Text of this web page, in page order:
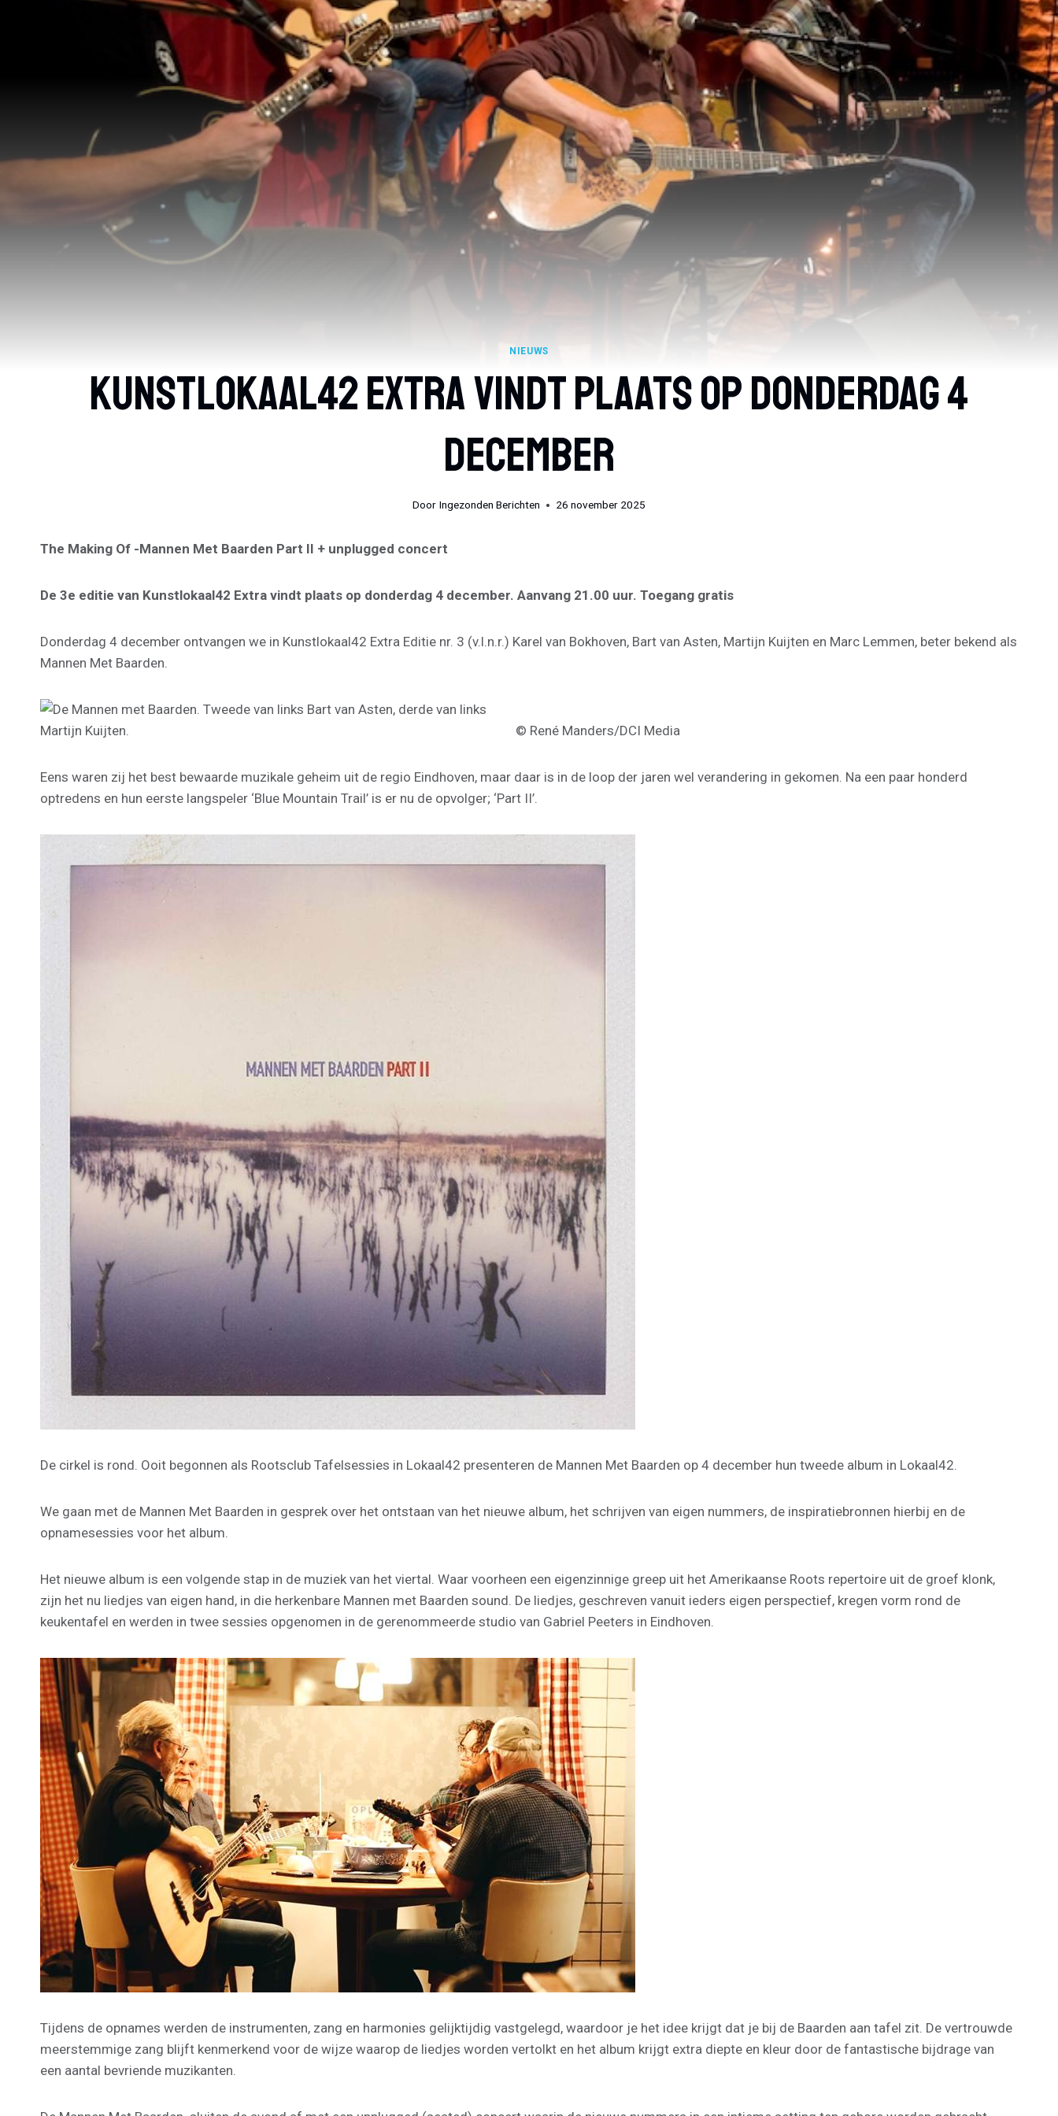
NIEUWS
Kunstlokaal42 Extra Vindt Plaats Op Donderdag 4
December
Door Ingezonden Berichten 26 november 2025
The Making Of -Mannen Met Baarden Part II + unplugged concert
De 3e editie van Kunstlokaal42 Extra vindt plaats op donderdag 4 december. Aanvang 21.00 uur. Toegang gratis
Donderdag 4 december ontvangen we in Kunstlokaal42 Extra Editie nr. 3 (v.l.n.r.) Karel van Bokhoven, Bart van Asten, Martijn Kuijten en Marc Lemmen, beter bekend als
Mannen Met Baarden.
© René Manders/DCI Media
Eens waren zij het best bewaarde muzikale geheim uit de regio Eindhoven, maar daar is in de loop der jaren wel verandering in gekomen. Na een paar honderd
optredens en hun eerste langspeler ‘Blue Mountain Trail’ is er nu de opvolger; ‘Part II’.
De cirkel is rond. Ooit begonnen als Rootsclub Tafelsessies in Lokaal42 presenteren de Mannen Met Baarden op 4 december hun tweede album in Lokaal42.
We gaan met de Mannen Met Baarden in gesprek over het ontstaan van het nieuwe album, het schrijven van eigen nummers, de inspiratiebronnen hierbij en de
opnamesessies voor het album.
Het nieuwe album is een volgende stap in de muziek van het viertal. Waar voorheen een eigenzinnige greep uit het Amerikaanse Roots repertoire uit de groef klonk,
zijn het nu liedjes van eigen hand, in die herkenbare Mannen met Baarden sound. De liedjes, geschreven vanuit ieders eigen perspectief, kregen vorm rond de
keukentafel en werden in twee sessies opgenomen in de gerenommeerde studio van Gabriel Peeters in Eindhoven.
Tijdens de opnames werden de instrumenten, zang en harmonies gelijktijdig vastgelegd, waardoor je het idee krijgt dat je bij de Baarden aan tafel zit. De vertrouwde
meerstemmige zang blijft kenmerkend voor de wijze waarop de liedjes worden vertolkt en het album krijgt extra diepte en kleur door de fantastische bijdrage van
een aantal bevriende muzikanten.